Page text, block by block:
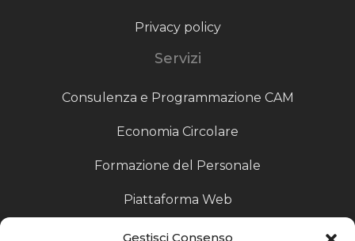
Gestisci Consenso
Privacy policy
Servizi
Consulenza e Programmazione CAM
Economia Circolare
Formazione del Personale
Piattaforma Web
Scouting fornitori